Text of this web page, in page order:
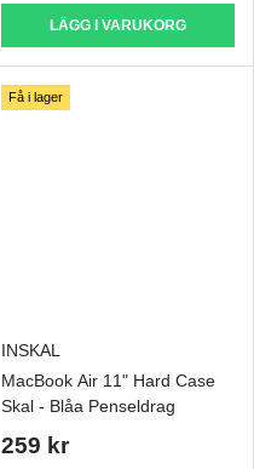
LÄGG I VARUKORG
Få i lager
INSKAL
MacBook Air 11" Hard Case
Skal - Blåa Penseldrag
259 kr